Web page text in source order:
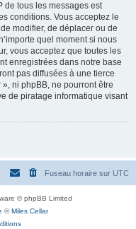
de tous les messages est
conditions. Vous acceptez le
modifier, de déplacer ou de
quel moment si nous
vous acceptez que toutes les
enregistrées dans notre base
pas diffusées à une tierce
ni phpBB, ne pourront être
de piratage informatique visant
Fuseau horaire sur UTC
© phpBB Limited
©Miles Cellar